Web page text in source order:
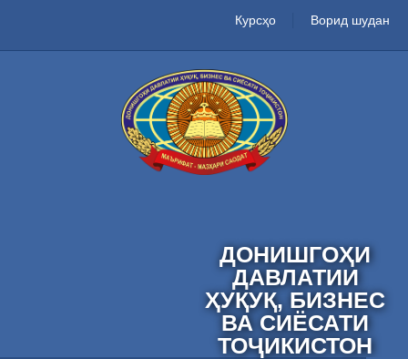
Курсҳо Ворид шудан
ДОНИШГОҲИ
ДАВЛАТИИ
ҲУҚУҚ, БИЗНЕС
ВА СИЁСАТИ
ТОҶИКИСТОН